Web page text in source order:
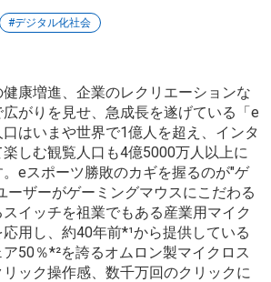
デジタル化社会
康増進、企業のレクリエーションな
がりを見せ、急成長を遂げている「e
はいまや世界で1億人を超え、インタ
しむ観覧人口も4億5000万人以上に
eスポーツ勝敗のカギを握るのが"ゲ
ーザーがゲーミングマウスにこだわる
イッチを祖業でもある産業用マイク
用し、約40年前*¹から提供している
50％*²を誇るオムロン製マイクロス
ック操作感、数千万回のクリックに